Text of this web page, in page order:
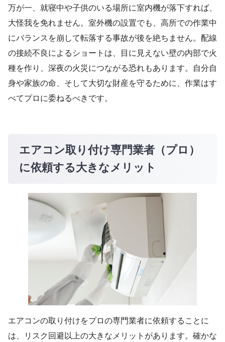
万が一、就寝中や子供のいる場所に室内機が落下すれば、
大怪我を免れません。室外機の設置でも、高所での作業中
にバランスを崩して転落する事故が後を絶ちません。配線
の接続不良によるショートは、目に見えない壁の内部で火
種を作り、深夜の火災につながる恐れもあります。自分自
身や家族の命、そして大切な財産を守るために、作業はす
べてプロに委ねるべきです。
エアコン取り付け専門業者（プロ）
に依頼する大きなメリット
エアコンの取り付けをプロの専門業者に依頼することに
は、リスク回避以上の大きなメリットがあります。確かな